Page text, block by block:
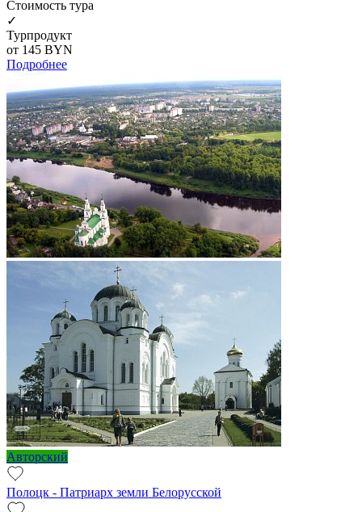
Cтоимость тура
✓
Турпродукт
от 145 BYN
Подробнее
Авторский
Полоцк - Патриарх земли Белорусской